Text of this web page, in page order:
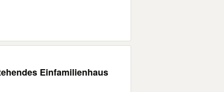
Einfamilienhaus